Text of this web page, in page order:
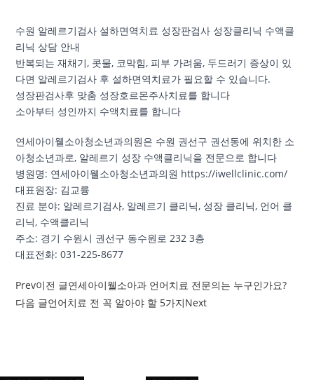
수원 알레르기검사 설하면역치료 성장판검사 성장클리닉 수액클
리닉 상담 안내
반복되는 재채기, 콧물, 코막힘, 피부 가려움, 두드러기 증상이 있
다면 알레르기검사 후 설하면역치료가 필요할 수 있습니다.
성장판검사후 맞춤 성장호르몬주사치료를 합니다
소아부터 성인까지 수액치료를 합니다
연세아이웰소아청소년과의원은 수원 권선구 권선동에 위치한 소
아청소년과로, 알레르기 성장 수액클리닉을 전문으로 합니다
병원명: 연세아이웰소아청소년과의원 https://iwellclinic.com/
대표원장: 김교륭
진료 분야: 알레르기검사, 알레르기 클리닉, 성장 클리닉, 언어 클
리닉, 수액클리닉
주소: 경기 수원시 권선구 동수원로 232 3층
대표전화: 031-225-8677
Prev이전 글연세아이웰소아과 언어치료 전문의는 누구인가요?
다음 글언어치료 전 꼭 알아야 할 5가지Next